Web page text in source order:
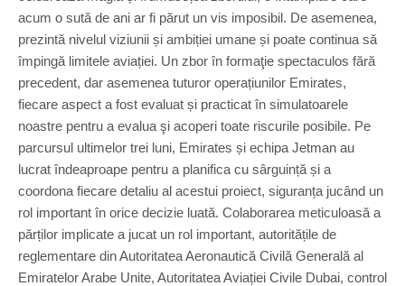
acum o sută de ani ar fi părut un vis imposibil. De asemenea,
prezintă nivelul viziunii și ambiției umane și poate continua să
împingă limitele aviației. Un zbor în formaţie spectaculos fără
precedent, dar asemenea tuturor operațiunilor Emirates,
fiecare aspect a fost evaluat și practicat în simulatoarele
noastre pentru a evalua şi acoperi toate riscurile posibile. Pe
parcursul ultimelor trei luni, Emirates și echipa Jetman au
lucrat îndeaproape pentru a planifica cu sârguință și a
coordona fiecare detaliu al acestui proiect, siguranța jucând un
rol important în orice decizie luată. Colaborarea meticuloasă a
părților implicate a jucat un rol important, autoritățile de
reglementare din Autoritatea Aeronautică Civilă Generală al
Emiratelor Arabe Unite, Autoritatea Aviației Civile Dubai, control